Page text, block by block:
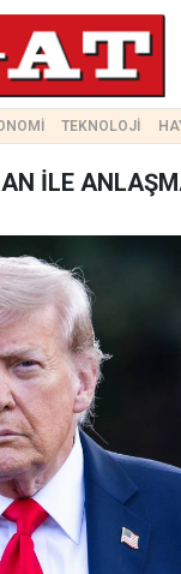
TEKNOLOJİ
İLE